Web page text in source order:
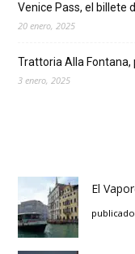
Venice Pass, el billete
20 enero, 2025
Trattoria Alla Fontana,
3 enero, 2025
El